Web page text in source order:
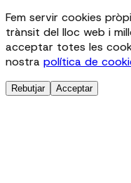
Fem servir cookies
trànsit del lloc web i
acceptar totes les
nostra política de
Rebutjar Acceptar